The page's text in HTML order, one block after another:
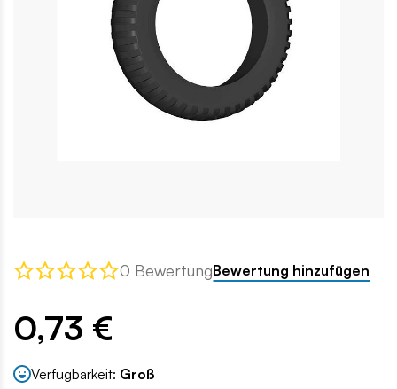
0 BewertungBewertung hinzufügen
0,73 €
Verfügbarkeit: Groß